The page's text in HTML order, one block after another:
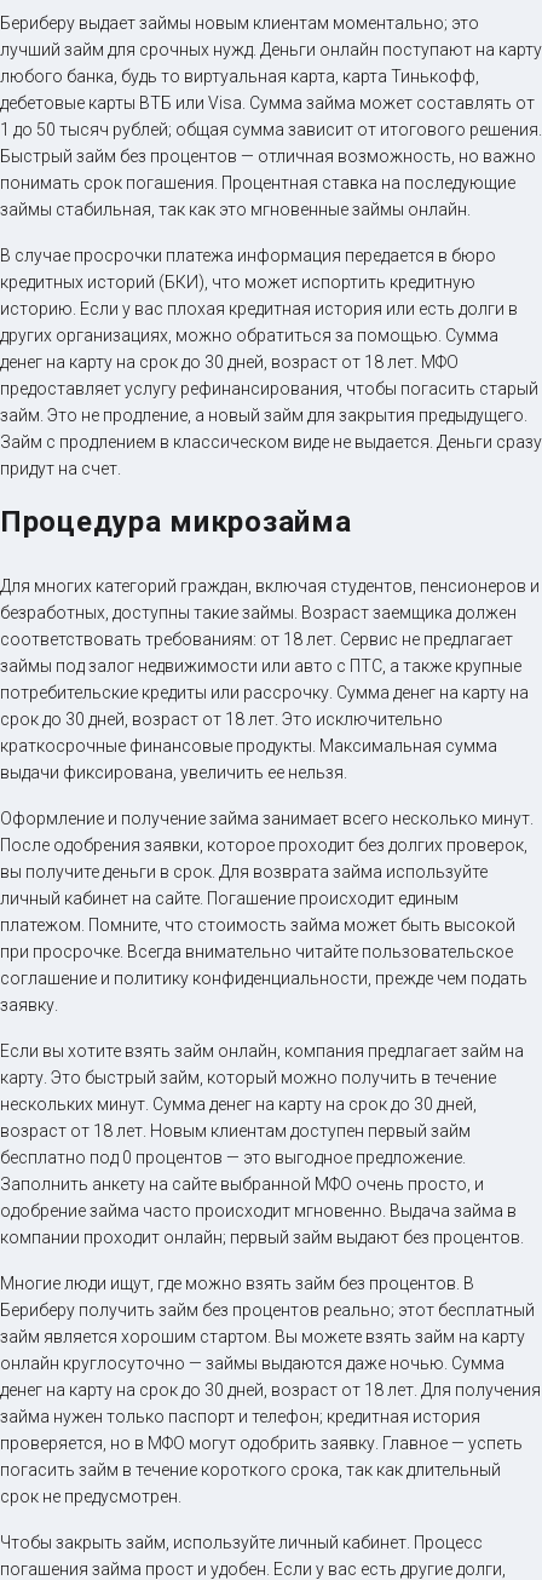
Займ на карту онлайн
Сумма до50 000₽
Срок от 5до 30 дня
Получить
Бериберу выдает займы новым клиентам моментально; это
лучший займ для срочных нужд. Деньги онлайн поступают на карту
любого банка, будь то виртуальная карта, карта Тинькофф,
дебетовые карты ВТБ или Visa. Сумма займа может составлять от
1 до 50 тысяч рублей; общая сумма зависит от итогового решения.
Быстрый займ без процентов — отличная возможность, но важно
понимать срок погашения. Процентная ставка на последующие
займы стабильная, так как это мгновенные займы онлайн.
В случае просрочки платежа информация передается в бюро
кредитных историй (БКИ), что может испортить кредитную
историю. Если у вас плохая кредитная история или есть долги в
других организациях, можно обратиться за помощью. Сумма
денег на карту на срок до 30 дней, возраст от 18 лет. МФО
предоставляет услугу рефинансирования, чтобы погасить старый
займ. Это не продление, а новый займ для закрытия предыдущего.
Займ с продлением в классическом виде не выдается. Деньги сразу
придут на счет.
Процедура микрозайма
Для многих категорий граждан, включая студентов, пенсионеров и
безработных, доступны такие займы. Возраст заемщика должен
соответствовать требованиям: от 18 лет. Сервис не предлагает
займы под залог недвижимости или авто с ПТС, а также крупные
потребительские кредиты или рассрочку. Сумма денег на карту на
срок до 30 дней, возраст от 18 лет. Это исключительно
краткосрочные финансовые продукты. Максимальная сумма
выдачи фиксирована, увеличить ее нельзя.
Оформление и получение займа занимает всего несколько минут.
После одобрения заявки, которое проходит без долгих проверок,
вы получите деньги в срок. Для возврата займа используйте
личный кабинет на сайте. Погашение происходит единым
платежом. Помните, что стоимость займа может быть высокой
при просрочке. Всегда внимательно читайте пользовательское
соглашение и политику конфиденциальности, прежде чем подать
заявку.
Если вы хотите взять займ онлайн, компания предлагает займ на
карту. Это быстрый займ, который можно получить в течение
нескольких минут. Сумма денег на карту на срок до 30 дней,
возраст от 18 лет. Новым клиентам доступен первый займ
бесплатно под 0 процентов — это выгодное предложение.
Заполнить анкету на сайте выбранной МФО очень просто, и
одобрение займа часто происходит мгновенно. Выдача займа в
компании проходит онлайн; первый займ выдают без процентов.
Многие люди ищут, где можно взять займ без процентов. В
Бериберу получить займ без процентов реально; этот бесплатный
займ является хорошим стартом. Вы можете взять займ на карту
онлайн круглосуточно — займы выдаются даже ночью. Сумма
денег на карту на срок до 30 дней, возраст от 18 лет. Для получения
займа нужен только паспорт и телефон; кредитная история
проверяется, но в МФО могут одобрить заявку. Главное — успеть
погасить займ в течение короткого срока, так как длительный
срок не предусмотрен.
Чтобы закрыть займ, используйте личный кабинет. Процесс
погашения займа прост и удобен. Если у вас есть другие долги,